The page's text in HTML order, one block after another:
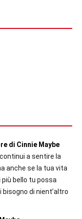
di Cinnie Maybe
a sentire la
anche se la tua vita
bello tu possa
bisogno di nient’altro